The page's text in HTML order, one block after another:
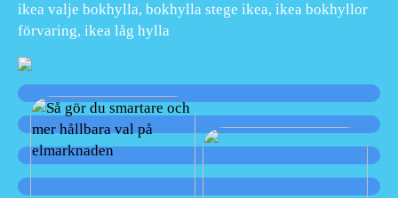
ikea valje bokhylla, bokhylla stege ikea, ikea bokhyllor
förvaring, ikea låg hylla